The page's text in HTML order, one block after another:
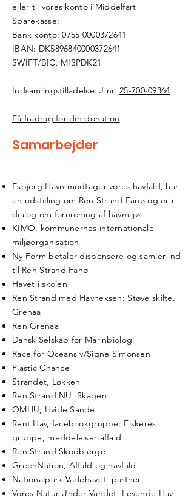
eller til vores konto i Middelfart
Sparekasse:
Bank konto:0755 0000372641
IBAN: DK5896840000372641
SWIFT/BIC: MISPDK21
Indsamlingstilladelse: J.nr.25-700-09364
Få fradrag for din donation
Samarbejder
Esbjerg Havn modtager vores havfald, har
en udstilling om Ren Strand Fanø og er i
dialog om forurening af havmiljø.
KIMO, kommunernes internationale
miljøorganisation
Ny Form betaler dispensere og samler ind
til Ren Strand Fanø
Havet i skolen
Ren Strand med Havheksen: Støve skilte.
Grenaa
Ren Grenaa
Dansk Selskab for Marinbiologi
Race for Oceans v/Signe Simonsen
Plastic Chance
Strandet, Løkken
Ren Strand NU, Skagen
OMHU, Hvide Sande
Rent Hav, facebookgruppe: Fiskeres
gruppe, meddelelser affald
Ren Strand Skodbjerge
GreenNation, Affald og havfald
Nationalpark Vadehavet, partner
Vores Natur Under Vandet: Levende Hav